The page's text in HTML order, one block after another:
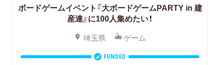
ボードゲームイベント『大ボードゲームPARTY in 建
産連』に100人集めたい！
埼玉県 ゲーム
FUNDED